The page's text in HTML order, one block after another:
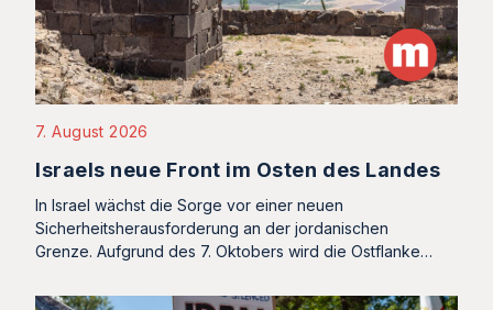
7. August 2026
Israels neue Front im Osten des Landes
In Israel wächst die Sorge vor einer neuen
Sicherheitsherausforderung an der jordanischen
Grenze. Aufgrund des 7. Oktobers wird die Ostflanke…